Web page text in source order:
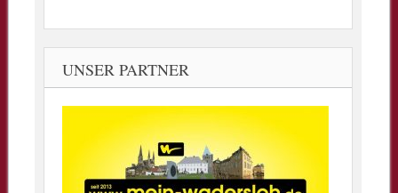
UNSER PARTNER